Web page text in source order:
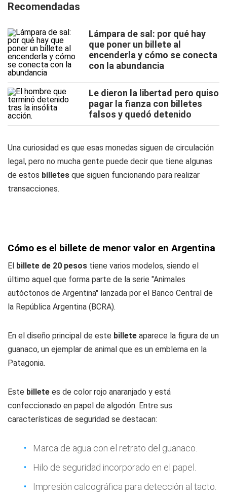
Recomendadas
Lámpara de sal: por qué hay
que poner un billete al
encenderla y cómo se conecta
con la abundancia
Le dieron la libertad pero quiso
pagar la fianza con billetes
falsos y quedó detenido
Una curiosidad es que esas monedas siguen de circulación
legal, pero no mucha gente puede decir que tiene algunas
de estos billetes que siguen funcionando para realizar
transacciones.
Cómo es el billete de menor valor en Argentina
El billete de 20 pesos tiene varios modelos, siendo el
último aquel que forma parte de la serie "Animales
autóctonos de Argentina" lanzada por el Banco Central de
la República Argentina (BCRA).
En el diseño principal de este billete aparece la figura de un
guanaco, un ejemplar de animal que es un emblema en la
Patagonia.
Este billete es de color rojo anaranjado y está
confeccionado en papel de algodón. Entre sus
características de seguridad se destacan:
Marca de agua con el retrato del guanaco.
Hilo de seguridad incorporado en el papel.
Impresión calcográfica para detección al tacto.